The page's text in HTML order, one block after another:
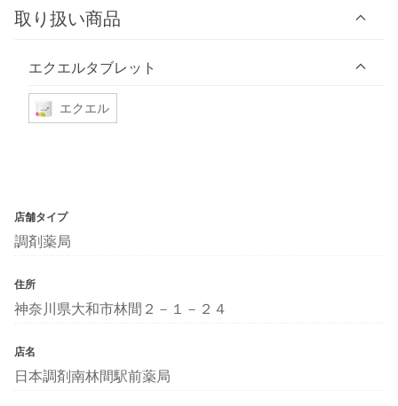
取り扱い商品
エクエルタブレット
エクエル
店舗タイプ
調剤薬局
住所
神奈川県大和市林間２－１－２４
店名
日本調剤南林間駅前薬局